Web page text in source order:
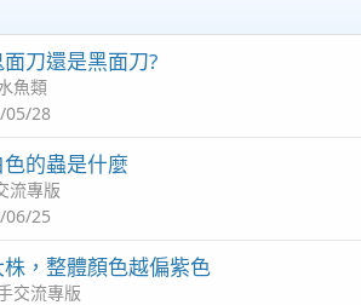
刀還是黑面刀?
魚類
05/28
的蟲是什麼
流專版
06/25
，整體顏色越偏紫色
交流專版